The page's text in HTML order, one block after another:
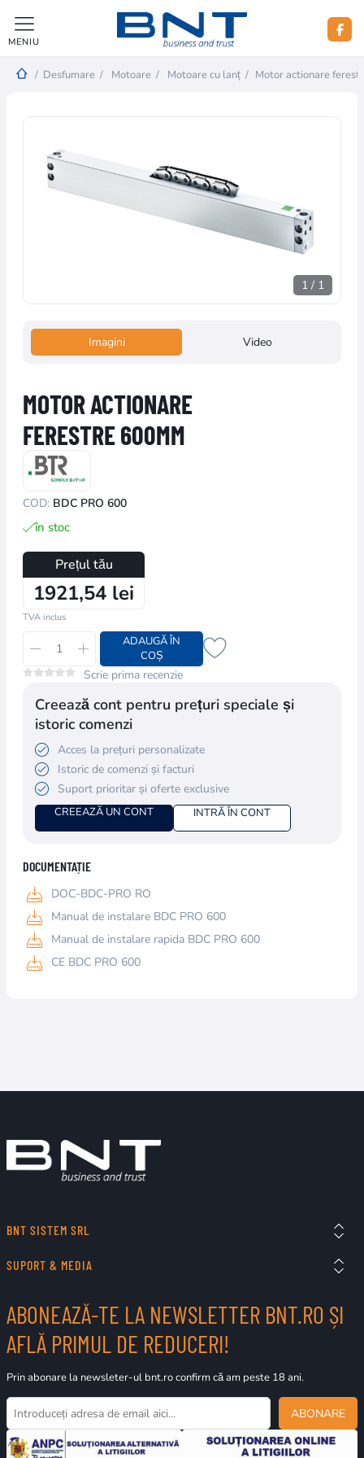
MENIU
/ Desfumare / Motoare / Motoare cu lanț / Motor actionare
Imagini Video
1 / 1
MOTOR ACTIONARE
FERESTRE 600MM
COD: BDC PRO 600
în stoc
Prețul tău
1921,54 lei
TVA inclus
ADAUGĂ ÎN
COȘ
Scrie prima recenzie
Creează cont pentru prețuri speciale și
istoric comenzi
Acces la prețuri personalizate
Istoric de comenzi și facturi
Suport prioritar și oferte exclusive
CREEAZĂ UN CONT INTRĂ ÎN CONT
DOCUMENTAȚIE
DOC-BDC-PRO RO
Manual de instalare BDC PRO 600
Manual de instalare rapida BDC PRO 600
CE BDC PRO 600
BNT SISTEM SRL
SUPORT & MEDIA
ABONEAZĂ-TE LA NEWSLETTER BNT.RO ȘI
AFLĂ PRIMUL DE REDUCERI!
Prin abonare la newsleter-ul bnt.ro confirm că am peste 18 ani.
ABONARE